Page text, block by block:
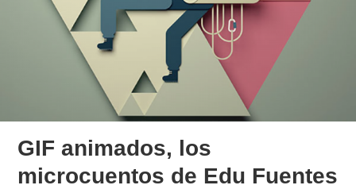
GIF animados, los
microcuentos de Edu Fuentes